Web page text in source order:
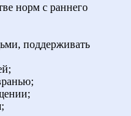
норм с раннего
поддерживать